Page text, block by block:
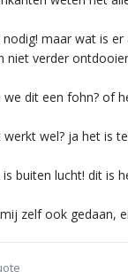
nodig! maar wat is
niet verder
dit een fohn? of
wel? ja het is
buiten lucht! dit is
zelf ook gedaan,